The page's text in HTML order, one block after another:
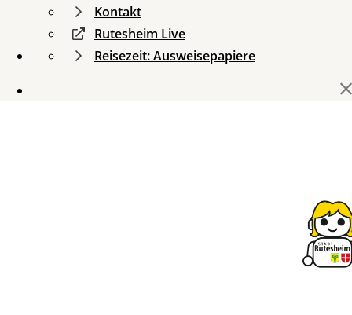
Kontakt
Rutesheim Live
Reisezeit: Ausweisepapiere